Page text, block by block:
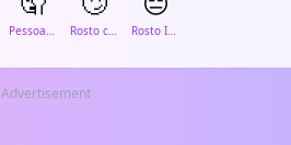
Pessoa com Mão na Testa Rosto com Olhos Revirandados Rosto Inexpressivo
Advertisement